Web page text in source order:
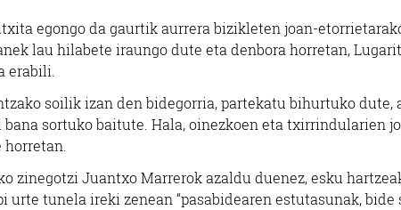
egongo da gaurtik aurrera bizikleten joan-
lau hilabete iraungo dute eta denbora horretan,
erabili.
soilik izan den bidegorria, partekatu bihurtuko dute,
bana sortuko baitute. Hala, oinezkoen eta txirrindularien
horretan.
zinegotzi Juantxo Marrerok azaldu duenez, esku
urte tunela ireki zenean “pasabidearen estutasunak,